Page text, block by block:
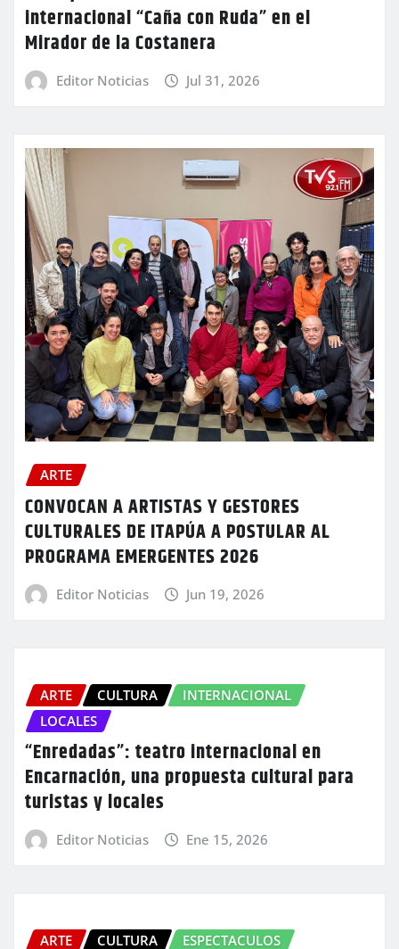
internacional “Caña con Ruda” en el
Mirador de la Costanera
Editor Noticias Jul 31, 2026
ARTE
CONVOCAN A ARTISTAS Y GESTORES
CULTURALES DE ITAPÚA A POSTULAR AL
PROGRAMA EMERGENTES 2026
Editor Noticias Jun 19, 2026
ARTE CULTURA
INTERNACIONAL
LOCALES
“Enredadas”: teatro internacional en
Encarnación, una propuesta cultural para
turistas y locales
Editor Noticias Ene 15, 2026
ARTE CULTURA ESPECTACULOS